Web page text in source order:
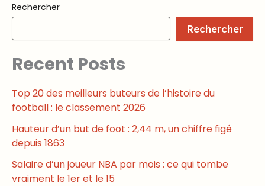
Rechercher
Rechercher
Recent Posts
Top 20 des meilleurs buteurs de l’histoire du
football : le classement 2026
Hauteur d’un but de foot : 2,44 m, un chiffre figé
depuis 1863
Salaire d’un joueur NBA par mois : ce qui tombe
vraiment le 1er et le 15